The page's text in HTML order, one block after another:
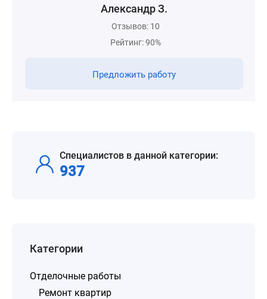
Александр З.
Отзывов: 10
Рейтинг: 90%
Предложить работу
Специалистов в данной категории:
937
Категории
Отделочные работы
Ремонт квартир